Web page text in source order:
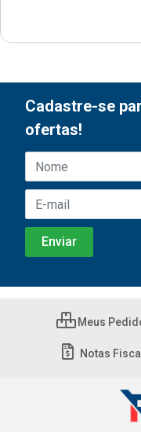
Cadastre-se
ofertas!
Meus
Notas